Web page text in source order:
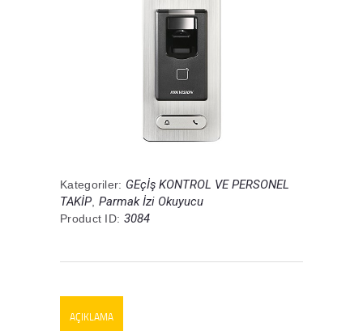
Kategoriler: GEçİş KONTROL VE PERSONEL
TAKİP Parmak İzi Okuyucu
Product ID: 3084
AÇIKLAMA